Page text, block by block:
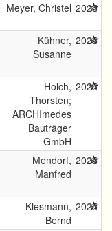
Meyer, Christel 2025
Kühner,
Susanne
2025
Holch,
Thorsten;
ARCHImedes
Bauträger
GmbH
2025
Mendorf,
Manfred
2025
Klesmann,
Bernd
2025